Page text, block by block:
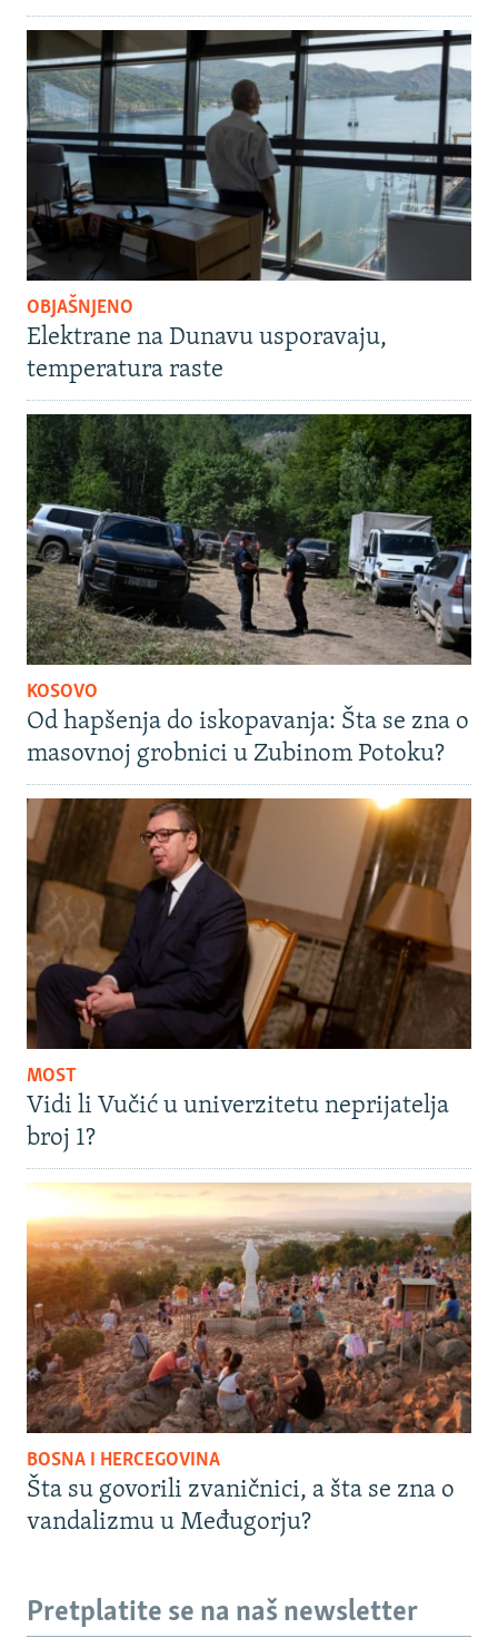
OBJAŠNJENO
Elektrane na Dunavu usporavaju,
temperatura raste
KOSOVO
Od hapšenja do iskopavanja: Šta se zna o
masovnoj grobnici u Zubinom Potoku?
MOST
Vidi li Vučić u univerzitetu neprijatelja
broj 1?
BOSNA I HERCEGOVINA
Šta su govorili zvaničnici, a šta se zna o
vandalizmu u Međugorju?
Pretplatite se na naš newsletter